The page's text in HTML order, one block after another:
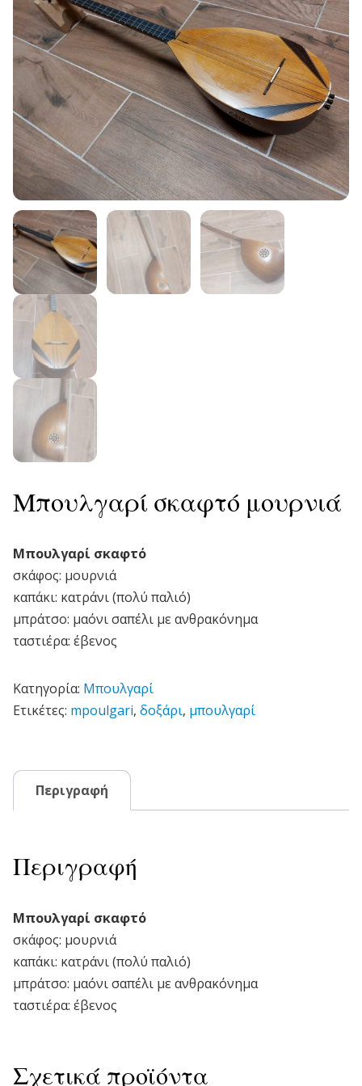
Μπουλγαρί σκαφτό μουρνιά
Μπουλγαρί σκαφτό
σκάφος: μουρνιά
καπάκι: κατράνι (πολύ παλιό)
μπράτσο: μαόνι σαπέλι με ανθρακόνημα
ταστιέρα: έβενος
Κατηγορία: Μπουλγαρί
Ετικέτες: mpoulgari, δοξάρι, μπουλγαρί
Περιγραφή
Περιγραφή
Μπουλγαρί σκαφτό
σκάφος: μουρνιά
καπάκι: κατράνι (πολύ παλιό)
μπράτσο: μαόνι σαπέλι με ανθρακόνημα
ταστιέρα: έβενος
Σχετικά προϊόντα